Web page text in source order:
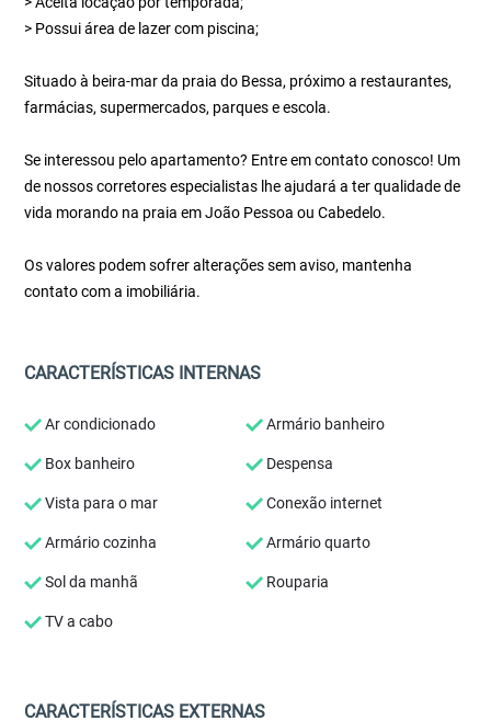
> Possui área de lazer com piscina;
Situado à beira-mar da praia do Bessa, próximo a restaurantes,
farmácias, supermercados, parques e escola.
Se interessou pelo apartamento? Entre em contato conosco! Um
de nossos corretores especialistas lhe ajudará a ter qualidade de
vida morando na praia em João Pessoa ou Cabedelo.
Os valores podem sofrer alterações sem aviso, mantenha
contato com a imobiliária.
CARACTERÍSTICAS INTERNAS
Ar condicionado Armário banheiro
Box banheiro Despensa
Vista para o mar Conexão internet
Armário cozinha Armário quarto
Sol da manhã Rouparia
TV a cabo
CARACTERÍSTICAS EXTERNAS